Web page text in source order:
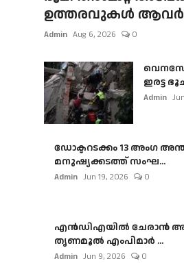
ഉത്തരവുകൾ
Admin Aug 6, 2026 0
ഇരട്ട
Admin
ഡോക്ടറടക്കം 13 അംഗ
മനുഷ്യക്കടത്ത് സംഘ...
Admin Jun 19, 2026 0
എൻഡിഎയിൽ ചേരാൻ
തൃണമൂൽ എംപിമാർ ...
Admin Jun 9, 2026 0